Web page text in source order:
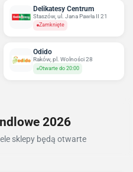
Delikatesy Centrum
Staszów, ul. Jana Pawła II 21
Zamknięte
Odido
Raków, pl. Wolności 28
Otwarte do 20:00
2026
sklepy będą otwarte